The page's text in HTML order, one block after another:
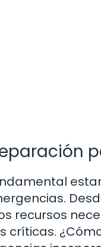
recursos
críticas.